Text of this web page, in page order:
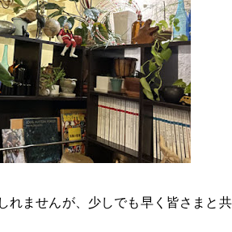
れませんが、少しでも早く皆さまと